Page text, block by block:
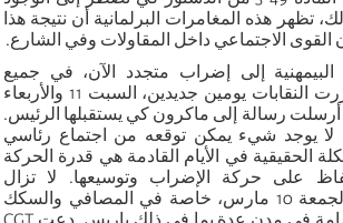
تظهر هذه المغامرات البرلمانية أن نتيجة هذا
القوى الاجتماعي داخل المقاولات وفي الشارع.
البيمهنية إلى إضراب متجدد الآن، في جميع
القطاعات المهنية، قررت النقابات يومين جديدين، السبت 11 والأربعاء
أرسلت رسالة إلى ماكرون كي يستقبلها الرئيس.
لا يوجد شيء يمكن توقعه من اجتماع رئاسي
الحقيقية في الأيام القادمة هي قدرة الحركة
على حركة الإضراب وتوسيعها. لا تزال
الإضرابات قوية يوم الجمعة 10 مارس، خاصة في المصافي والسكك